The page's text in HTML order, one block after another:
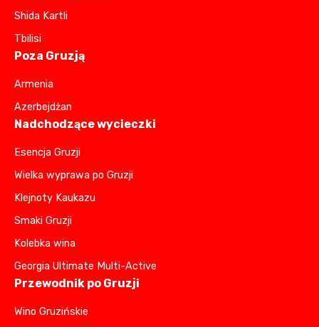
Shida Kartli
Tbilisi
Poza Gruzją
Armenia
Azerbejdżan
Nadchodzące wycieczki
Esencja Gruzji
Wielka wyprawa po Gruzji
Klejnoty Kaukazu
Smaki Gruzji
Kolebka wina
Georgia Ultimate Multi-Active
Przewodnik po Gruzji
Wino Gruzińskie